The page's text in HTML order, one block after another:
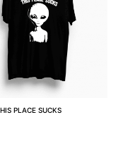
PLACE SUCKS